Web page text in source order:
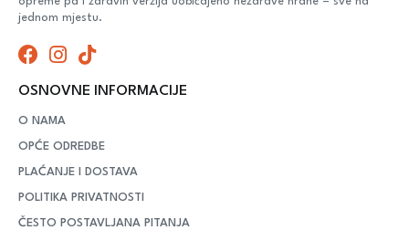
jednom mjestu.
OSNOVNE INFORMACIJE
O NAMA
OPĆE ODREDBE
PLAĆANJE I DOSTAVA
POLITIKA PRIVATNOSTI
ČESTO POSTAVLJANA PITANJA